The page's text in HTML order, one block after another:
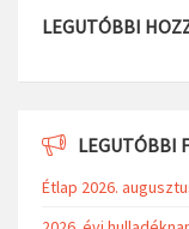
LEGUTÓBBI
LEGUTÓBBI
Étlap 2026.